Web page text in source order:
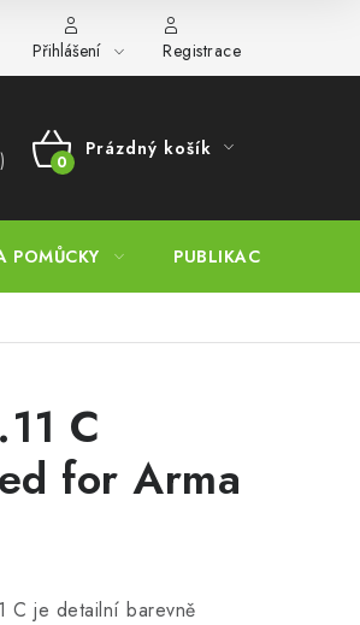
Hromadná objednávka
Přihlášení Registrace
NÁKUPNÍ
Prázdný košík
POMŮCKY PUBLIKACE
C
for Arma
C je detailní barevně